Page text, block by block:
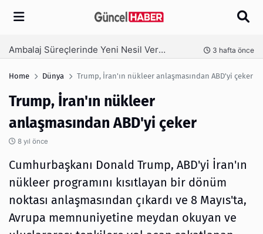
Arama
Ambalaj Süreçlerinde Yeni Nesil Verimliliği Olimpack ile Yakalayın 3 hafta önce
Home Dünya Trump, İran'ın nükleer anlaşmasından ABD'yi çeker
Trump, İran'ın nükleer
anlaşmasından ABD'yi çeker
8 yıl önce
Cumhurbaşkanı Donald Trump, ABD'yi İran'ın
nükleer programını kısıtlayan bir dönüm
noktası anlaşmasından çıkardı ve 8 Mayıs'ta,
Avrupa memnuniyetine meydan okuyan ve